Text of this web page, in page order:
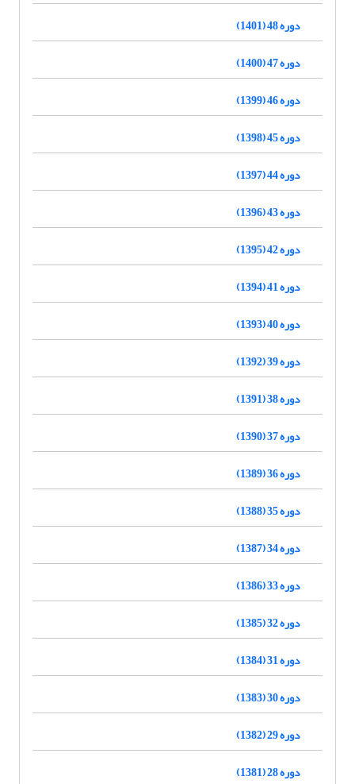
دوره 48 (1401)
دوره 47 (1400)
دوره 46 (1399)
دوره 45 (1398)
دوره 44 (1397)
دوره 43 (1396)
دوره 42 (1395)
دوره 41 (1394)
دوره 40 (1393)
دوره 39 (1392)
دوره 38 (1391)
دوره 37 (1390)
دوره 36 (1389)
دوره 35 (1388)
دوره 34 (1387)
دوره 33 (1386)
دوره 32 (1385)
دوره 31 (1384)
دوره 30 (1383)
دوره 29 (1382)
دوره 28 (1381)